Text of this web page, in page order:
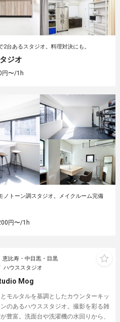
台あるスタジオ。料理対決にも。
ジオ
円〜/1h
ノトーン調スタジオ。メイクルーム完備
円〜/1h
恵比寿・中目黒・目黒
ハウススタジオ
Mog
モルタルを基調としたカウンターキッ
のあるハウススタジオ。撮影を彩る雑
豊富。洗面台や洗濯機の水回りから、